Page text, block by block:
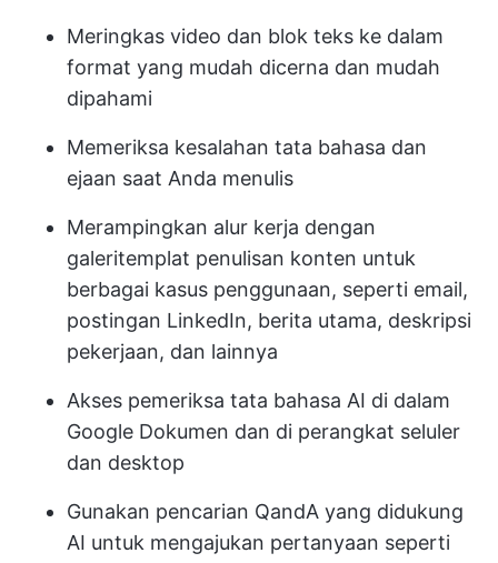
Meringkas video dan blok teks ke dalam
format yang mudah dicerna dan mudah
dipahami
Memeriksa kesalahan tata bahasa dan
ejaan saat Anda menulis
Merampingkan alur kerja dengan
galeritemplat penulisan konten untuk
berbagai kasus penggunaan, seperti email,
postingan LinkedIn, berita utama, deskripsi
pekerjaan, dan lainnya
Akses pemeriksa tata bahasa AI di dalam
Google Dokumen dan di perangkat seluler
dan desktop
Gunakan pencarian QandA yang didukung
AI untuk mengajukan pertanyaan seperti